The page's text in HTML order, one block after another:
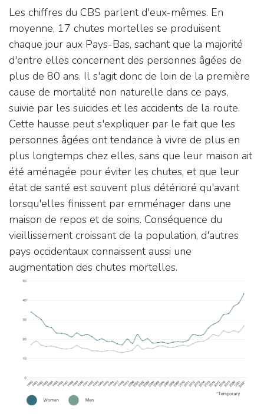
Les chiffres du CBS parlent d'eux-mêmes. En
moyenne, 17 chutes mortelles se produisent
chaque jour aux Pays-Bas, sachant que la majorité
d'entre elles concernent des personnes âgées de
plus de 80 ans. Il s'agit donc de loin de la première
cause de mortalité non naturelle dans ce pays,
suivie par les suicides et les accidents de la route.
Cette hausse peut s'expliquer par le fait que les
personnes âgées ont tendance à vivre de plus en
plus longtemps chez elles, sans que leur maison ait
été aménagée pour éviter les chutes, et que leur
état de santé est souvent plus détérioré qu'avant
lorsqu'elles finissent par emménager dans une
maison de repos et de soins. Conséquence du
vieillissement croissant de la population, d'autres
pays occidentaux connaissent aussi une
augmentation des chutes mortelles.​